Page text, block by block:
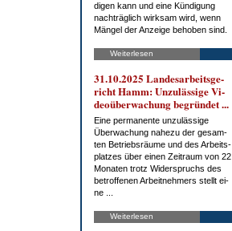
di­gen kann und ei­ne Kün­di­gung
nach­träg­lich wirk­sam wird, wenn
Män­gel der An­zei­ge be­ho­ben sind.
Weiterlesen
31.10.2025 Lan­des­ar­beits­ge­
richt Hamm: Un­zu­läs­si­ge Vi­
deo­über­wa­chung be­grün­det ...
Ei­ne per­ma­nen­te un­zu­läs­si­ge
Über­wa­chung na­he­zu der ge­sam­
ten Be­triebs­räu­me und des Ar­beits­
plat­zes über ei­nen Zeit­raum von 22
Mo­na­ten trotz Wi­der­spruchs des
be­trof­fe­nen Ar­beit­neh­mers stellt ei­
ne ...
Weiterlesen